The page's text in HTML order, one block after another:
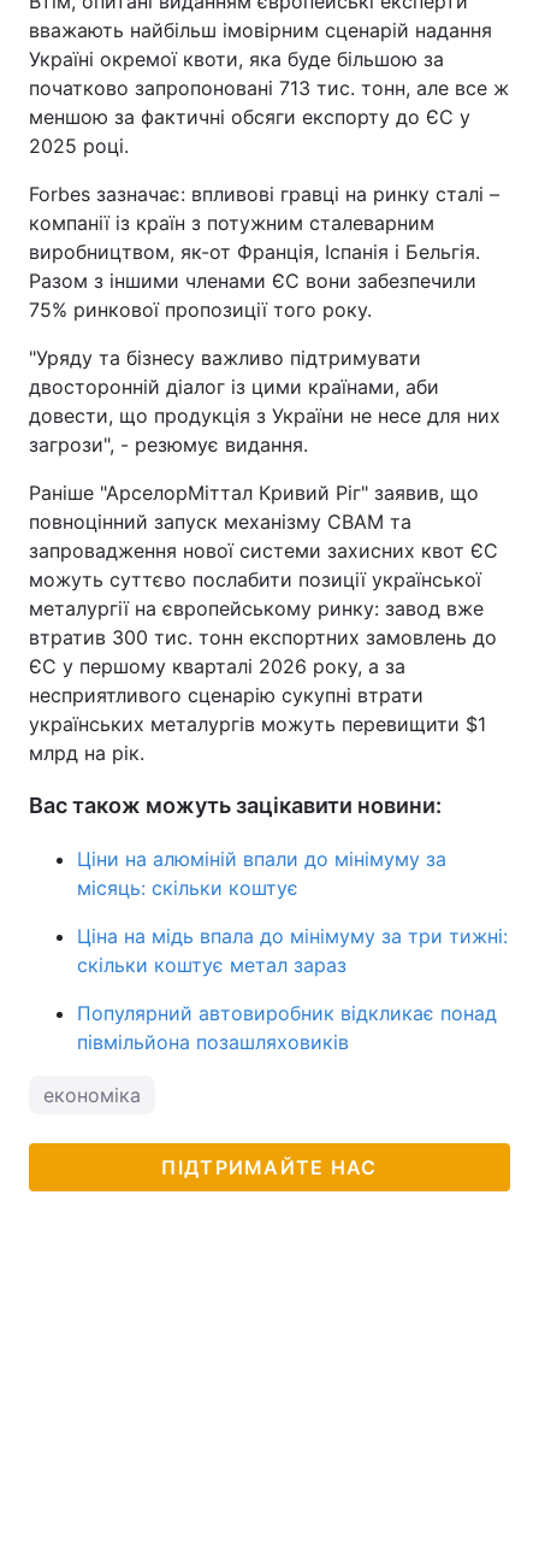
вважають найбільш імовірним сценарій надання
Україні окремої квоти, яка буде більшою за
початково запропоновані 713 тис. тонн, але все ж
меншою за фактичні обсяги експорту до ЄС у
2025 році.
Forbes зазначає: впливові гравці на ринку сталі –
компанії із країн з потужним сталеварним
виробництвом, як-от Франція, Іспанія і Бельгія.
Разом з іншими членами ЄС вони забезпечили
75% ринкової пропозиції того року.
"Уряду та бізнесу важливо підтримувати
двосторонній діалог із цими країнами, аби
довести, що продукція з України не несе для них
загрози", - резюмує видання.
Раніше "АрселорМіттал Кривий Ріг" заявив, що
повноцінний запуск механізму CBAM та
запровадження нової системи захисних квот ЄС
можуть суттєво послабити позиції української
металургії на європейському ринку: завод вже
втратив 300 тис. тонн експортних замовлень до
ЄС у першому кварталі 2026 року, а за
несприятливого сценарію сукупні втрати
українських металургів можуть перевищити $1
млрд на рік.
Вас також можуть зацікавити новини:
Ціни на алюміній впали до мінімуму за
місяць: скільки коштує
Ціна на мідь впала до мінімуму за три тижні:
скільки коштує метал зараз
Популярний автовиробник відкликає понад
півмільйона позашляховиків
економіка
ПІДТРИМАЙТЕ НАС